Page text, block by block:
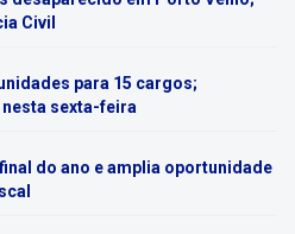
Civil
para 15 cargos;
sexta-feira
do ano e amplia oportunidade